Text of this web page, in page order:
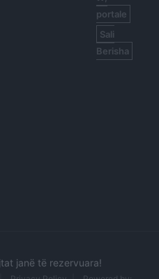
portale
Sali
Berisha
janë të rezervuara!